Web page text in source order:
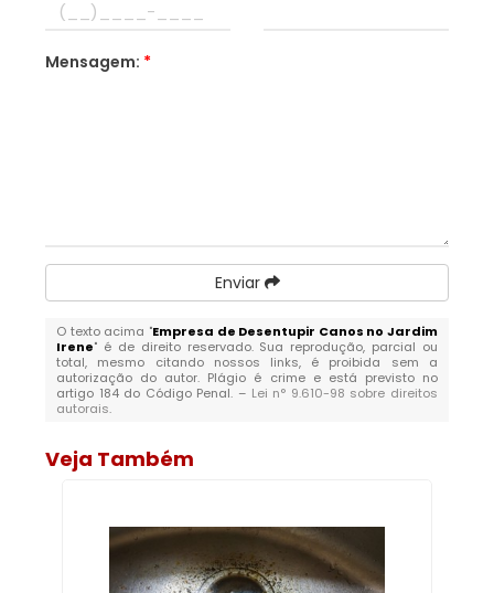
Mensagem: *
Enviar
O texto acima "Empresa de Desentupir Canos no Jardim
Irene" é de direito reservado. Sua reprodução, parcial ou
total, mesmo citando nossos links, é proibida sem a
autorização do autor. Plágio é crime e está previsto no
artigo 184 do Código Penal. – Lei n° 9.610-98 sobre direitos
autorais.
Veja Também